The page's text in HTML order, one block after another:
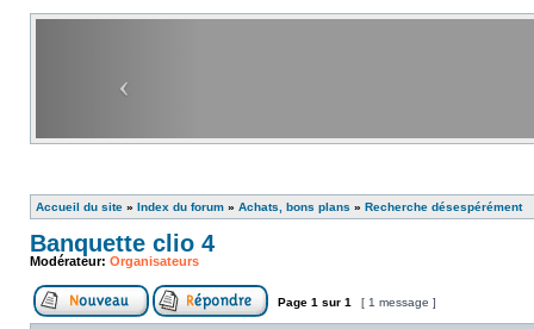
Accueil du site » Index du forum » Achats, bons plans » Recherche désespérément
Banquette clio 4
Modérateur: Organisateurs
Page 1 sur 1 [ 1 message ]